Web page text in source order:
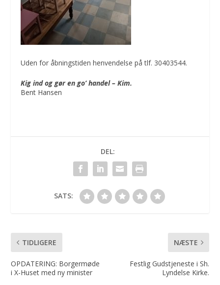
Uden for åbningstiden henvendelse på tlf. 30403544.
Kig ind og gør en go’ handel – Kim.
Bent Hansen
DEL:
SATS:
TIDLIGERE
OPDATERING: Borgermøde
i X-Huset med ny minister
NÆSTE
Festlig Gudstjeneste i Sh.
Lyndelse Kirke.